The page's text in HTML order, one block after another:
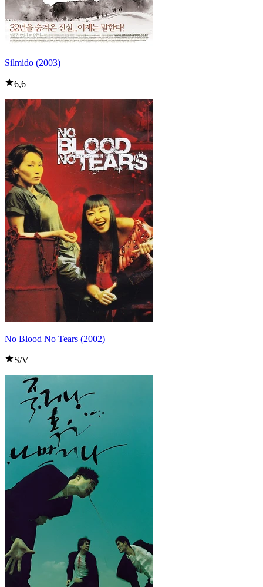
Silmido (2003)
6,6
No Blood No Tears (2002)
S/V